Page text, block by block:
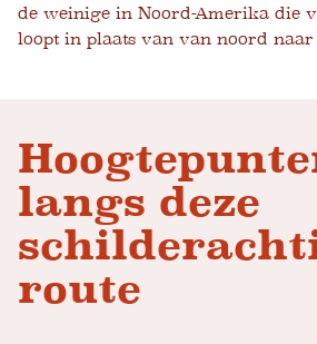
de weinige in Noord-Amerika die
loopt in plaats van van noord naar
langs deze
route